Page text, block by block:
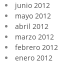
junio 2012
mayo 2012
abril 2012
marzo 2012
febrero 2012
enero 2012